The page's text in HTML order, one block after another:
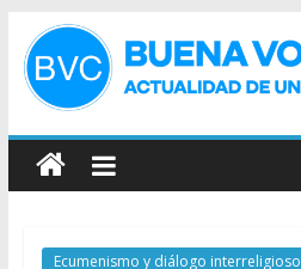
Ecumenismo y diálogo interreligioso